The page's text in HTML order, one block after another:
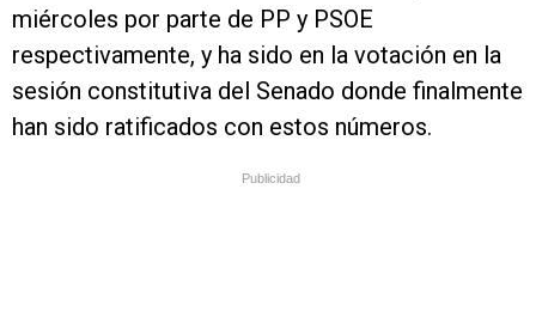
miércoles por parte de PP y PSOE
respectivamente, y ha sido en la votación en la
sesión constitutiva del Senado donde finalmente
han sido ratificados con estos números.
Publicidad